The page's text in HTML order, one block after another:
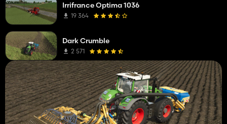
Irrifrance Optima 1036
19 364
Dark Crumble
2 571